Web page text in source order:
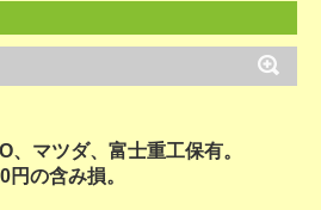
、マツダ、富士重工保有。
円の含み損。